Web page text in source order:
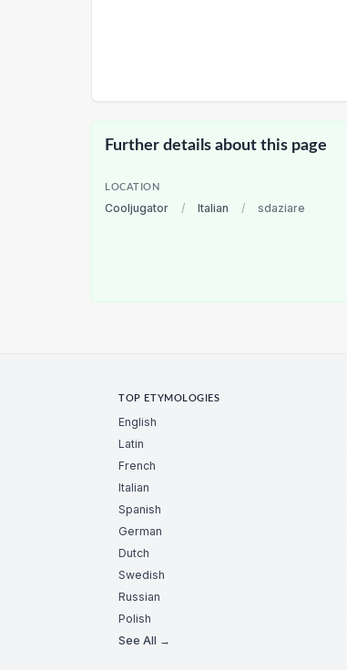
Further details about this page
LOCATION
Cooljugator / Italian / sdaziare
TOP ETYMOLOGIES
English
Latin
French
Italian
Spanish
German
Dutch
Swedish
Russian
Polish
See All →